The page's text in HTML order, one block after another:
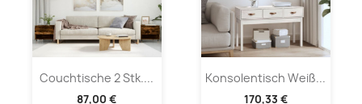
Couchtische 2 Stk....
87,00 €
Konsolentisch Weiß...
170,33 €